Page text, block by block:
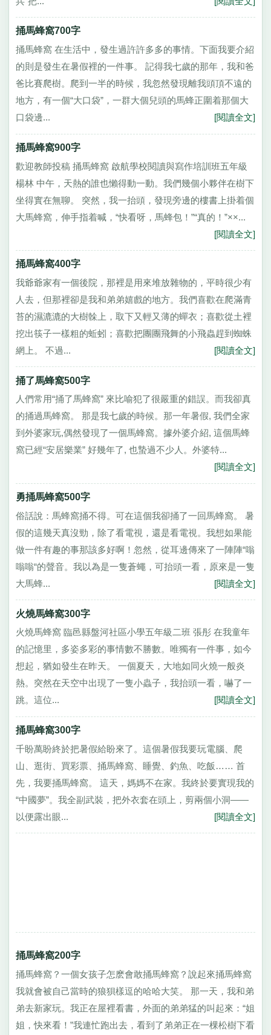
捅馬蜂窩700字
捅馬蜂窩 在生活中，發生過許許多多的事情。下面我要介紹
的則是發生在暑假裡的一件事。 記得我七歲的那年，我和爸
爸比賽爬樹。爬到一半的時候，我忽然發現離我頭頂不遠的
地方，有一個“大口袋”，一群大個兒頭的馬蜂正圍着那個大
口袋邊...
[閱讀全文]
捅馬蜂窩900字
歡迎教師投稿 捅馬蜂窩 啟航學校閱讀與寫作培訓班五年級
楊林 中午，天熱的誰也懶得動一動。我們幾個小夥伴在樹下
坐得實在無聊。 突然，我一抬頭，發現旁邊的樓書上掛着個
大馬蜂窩，伸手指着喊，“快看呀，馬蜂包！”“真的！”××...
[閱讀全文]
捅馬蜂窩400字
我爺爺家有一個後院，那裡是用來堆放雜物的，平時很少有
人去，但那裡卻是我和弟弟嬉戲的地方。我們喜歡在爬滿青
苔的濕漉漉的大樹榦上，取下又輕又薄的蟬衣；喜歡從土裡
挖出筷子一樣粗的蚯蚓；喜歡把團團飛舞的小飛蟲趕到蜘蛛
網上。 不過...
[閱讀全文]
捅了馬蜂窩500字
人們常用“捅了馬蜂窩” 來比喻犯了很嚴重的錯誤。而我卻真
的捅過馬蜂窩。 那是我七歲的時候。那一年暑假, 我們全家
到外婆家玩,偶然發現了一個馬蜂窩。據外婆介紹, 這個馬蜂
窩已經“安居樂業” 好幾年了, 也蟄過不少人。外婆特...
[閱讀全文]
勇捅馬蜂窩500字
俗話說：馬蜂窩捅不得。可在這個我卻捅了一回馬蜂窩。 暑
假的這幾天真沒勁，除了看電視，還是看電視。我想如果能
做一件有趣的事那該多好啊！忽然，從耳邊傳來了一陣陣“嗡
嗡嗡“的聲音。我以為是一隻蒼蠅，可抬頭一看，原來是一隻
大馬蜂...
[閱讀全文]
火燒馬蜂窩300字
火燒馬蜂窩 臨邑縣盤河社區小學五年級二班 張彤 在我童年
的記憶里，多姿多彩的事情數不勝數。唯獨有一件事，如今
想起，猶如發生在昨天。 一個夏天，大地如同火燒一般炎
熱。突然在天空中出現了一隻小蟲子，我抬頭一看，嚇了一
跳。這位...
[閱讀全文]
捅馬蜂窩300字
千盼萬盼終於把暑假給盼來了。這個暑假我要玩電腦、爬
山、逛街、買彩票、捅馬蜂窩、睡覺、釣魚、吃飯…… 首
先，我要捅馬蜂窩。 這天，媽媽不在家。我終於要實現我的
“中國夢”。我全副武裝，把外衣套在頭上，剪兩個小洞——
以便露出眼...
[閱讀全文]
捅馬蜂窩200字
捅馬蜂窩？一個女孩子怎麽會敢捅馬蜂窩？說起來捅馬蜂窩
我就會被自己當時的狼狽樣逗的哈哈大笑。 那一天，我和弟
弟去新家玩。我正在屋裡看書，外面的弟弟猛的叫起來：“姐
姐，快來看！”我連忙跑出去，看到了弟弟正在一棵松樹下看